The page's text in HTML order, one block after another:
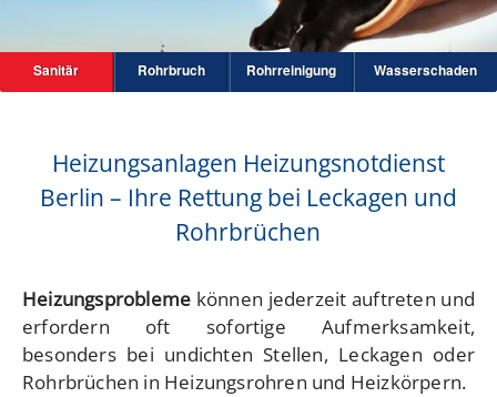
Sanitär Rohrbruch Rohrreinigung Wasserschaden
Heizungsanlagen Heizungsnotdienst
Berlin – Ihre Rettung bei Leckagen und
Rohrbrüchen
Heizungsprobleme können jederzeit auftreten und
erfordern oft sofortige Aufmerksamkeit,
besonders bei undichten Stellen, Leckagen oder
Rohrbrüchen in Heizungsrohren und Heizkörpern.